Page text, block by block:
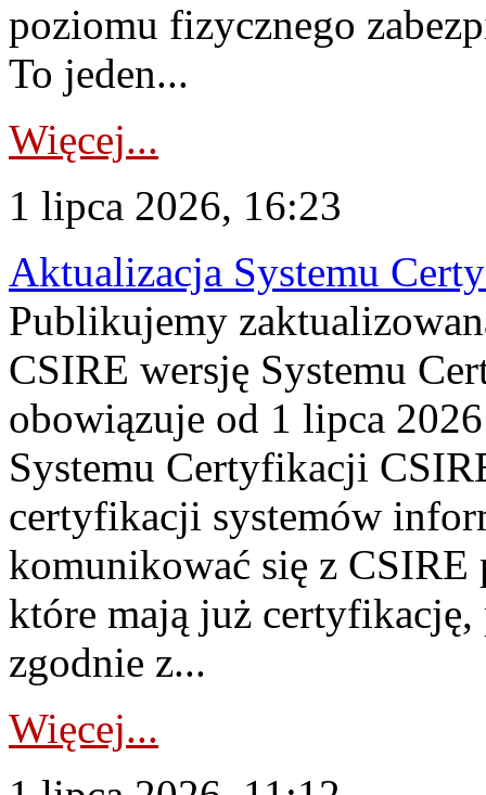
poziomu fizycznego
To jeden...
Więcej...
1 lipca 2026, 16:23
Aktualizacja Systemu
Publikujemy
CSIRE wersję Systemu
obowiązuje od 1 lipca
Systemu Certyfikacji
certyfikacji systemów
komunikować się z
które mają już
zgodnie z...
Więcej...